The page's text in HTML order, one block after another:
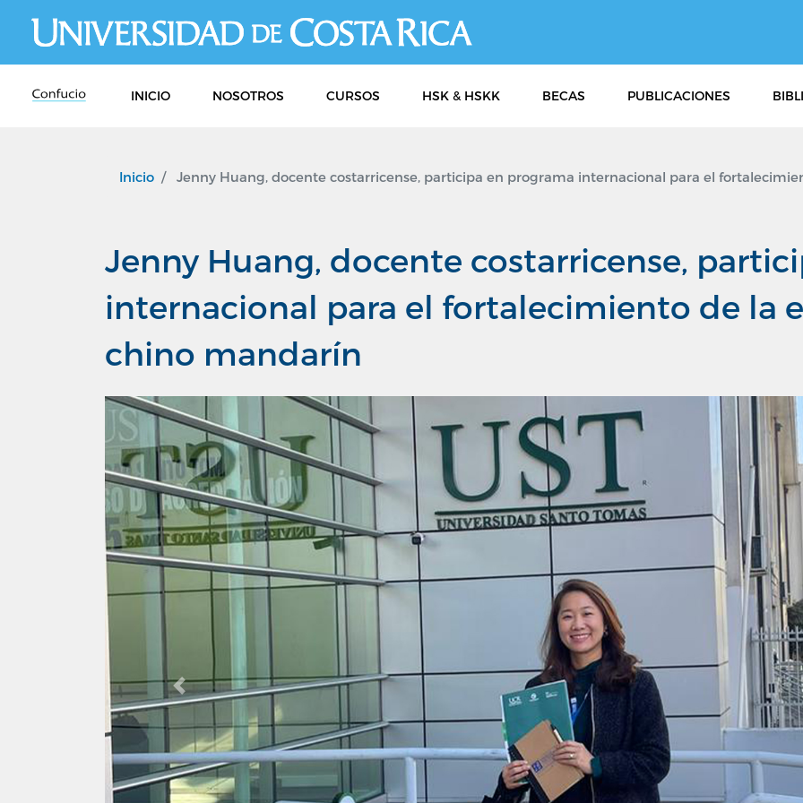
INICIO NOSOTROS CURSOS HSK & HSKK BECAS PUBLICACIONES
Inicio Jenny Huang, docente costarricense, participa en programa internacional para el
Jenny Huang, docente costarricense,
internacional para el fortalecimiento de la
chino mandarín
Previous